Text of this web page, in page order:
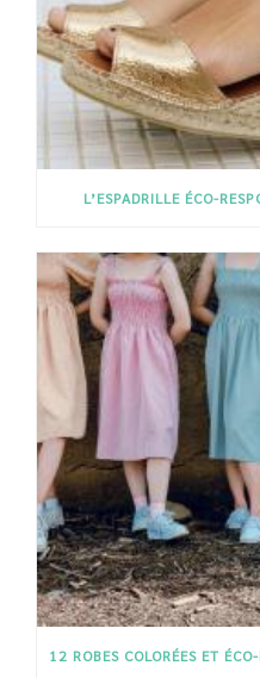
L’ESPADRILLE ÉCO-